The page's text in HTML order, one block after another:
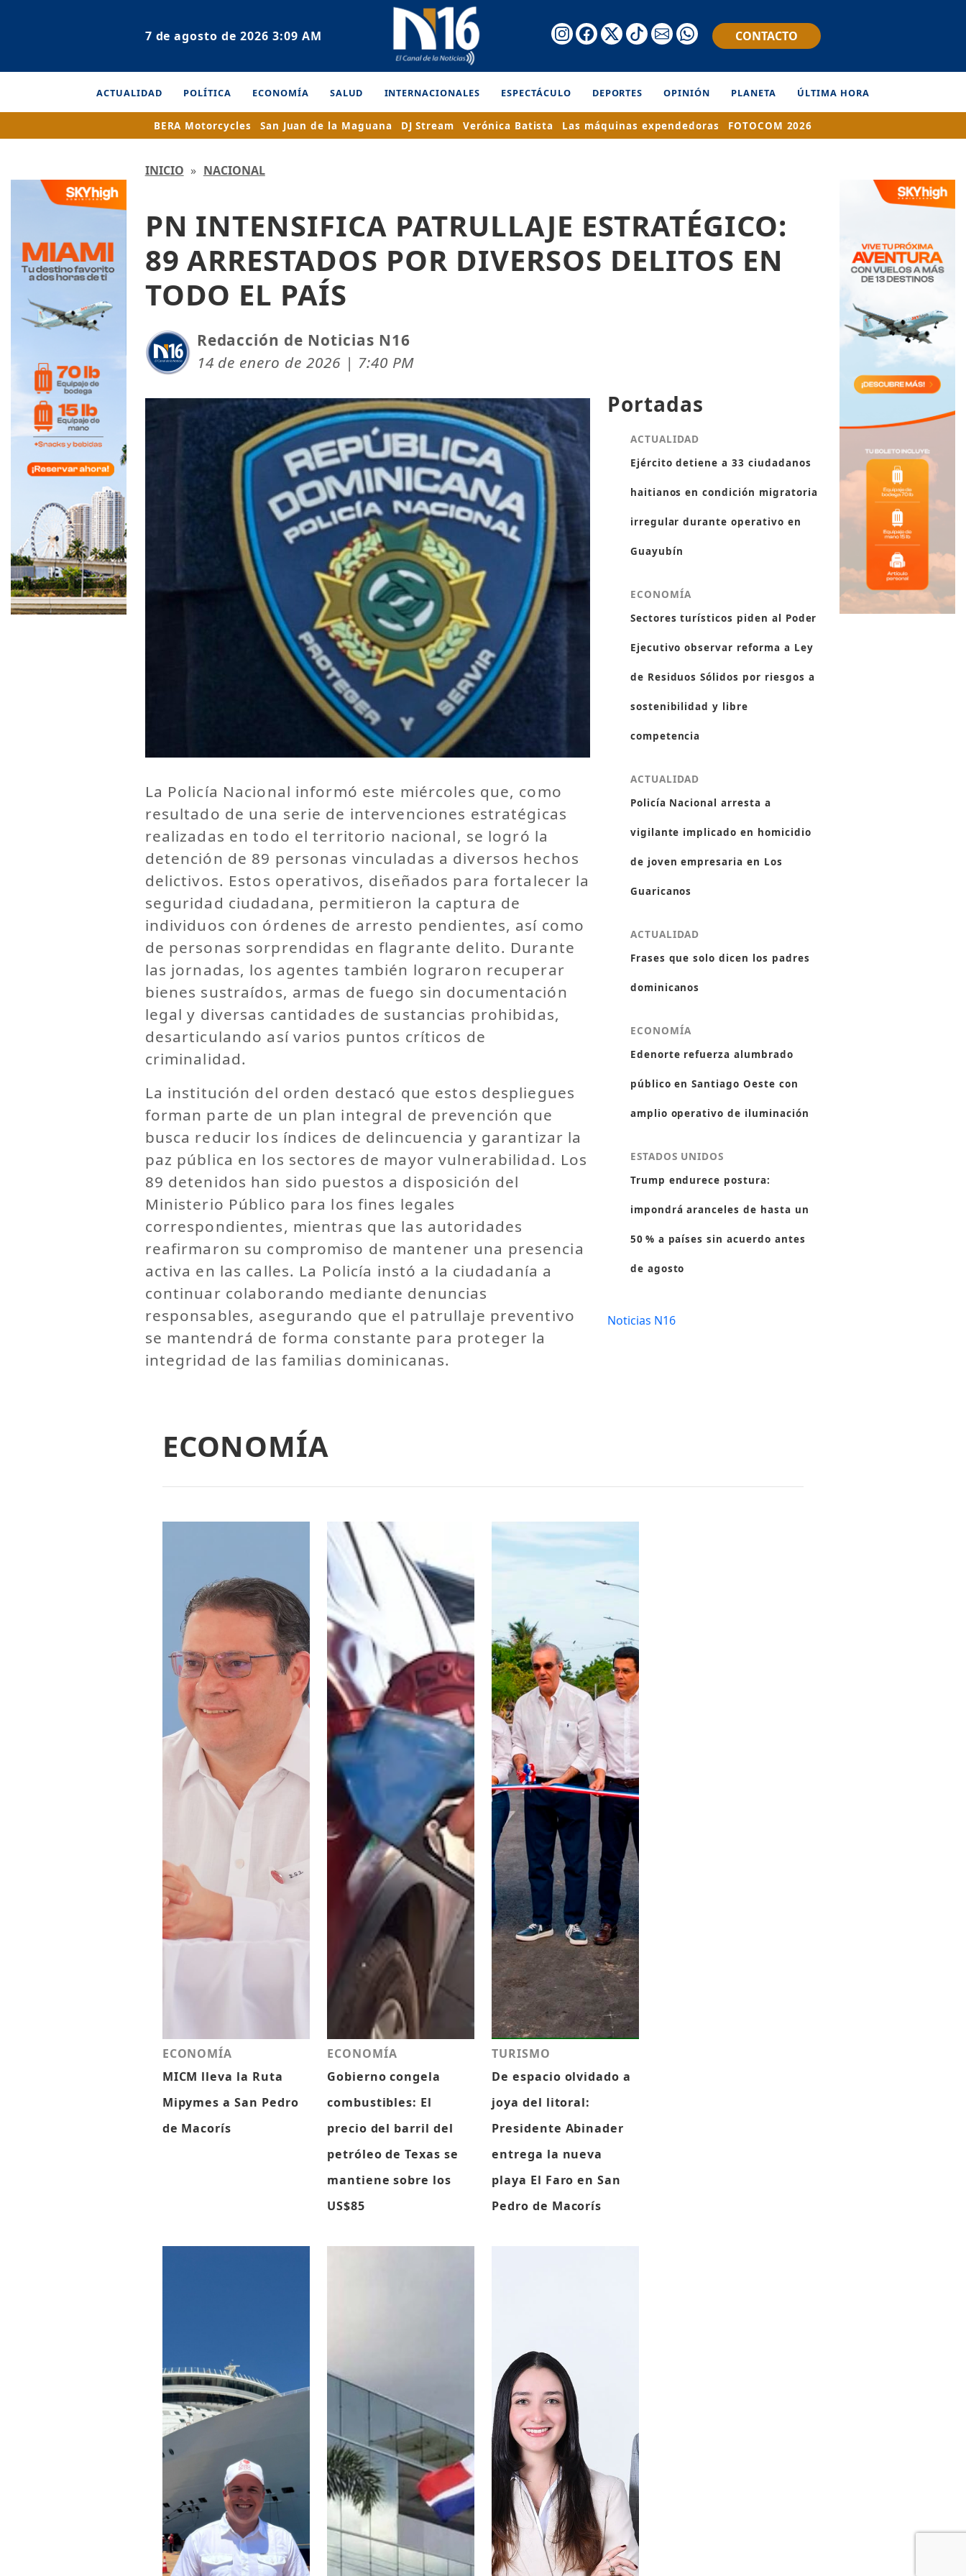
7 de agosto de 2026 3:09 AM CONTACTO
ACTUALIDAD POLÍTICA ECONOMÍA SALUD INTERNACIONALES ESPECTÁCULO DEPORTES OPINIÓN PLANETA ÚLTIMA HORA
BERA Motorcycles San Juan de la Maguana DJ Stream Verónica Batista Las máquinas expendedoras FOTOCOM 2026
INICIO » NACIONAL
PN INTENSIFICA PATRULLAJE ESTRATÉGICO:
89 ARRESTADOS POR DIVERSOS DELITOS EN
TODO EL PAÍS
Redacción de Noticias N16
14 de enero de 2026 | 7:40 PM
La Policía Nacional informó este miércoles que, como
resultado de una serie de intervenciones estratégicas
realizadas en todo el territorio nacional, se logró la
detención de 89 personas vinculadas a diversos hechos
delictivos. Estos operativos, diseñados para fortalecer la
seguridad ciudadana, permitieron la captura de
individuos con órdenes de arresto pendientes, así como
de personas sorprendidas en flagrante delito. Durante
las jornadas, los agentes también lograron recuperar
bienes sustraídos, armas de fuego sin documentación
legal y diversas cantidades de sustancias prohibidas,
desarticulando así varios puntos críticos de
criminalidad.
La institución del orden destacó que estos despliegues
forman parte de un plan integral de prevención que
busca reducir los índices de delincuencia y garantizar la
paz pública en los sectores de mayor vulnerabilidad. Los
89 detenidos han sido puestos a disposición del
Ministerio Público para los fines legales
correspondientes, mientras que las autoridades
reafirmaron su compromiso de mantener una presencia
activa en las calles. La Policía instó a la ciudadanía a
continuar colaborando mediante denuncias
responsables, asegurando que el patrullaje preventivo
se mantendrá de forma constante para proteger la
integridad de las familias dominicanas.
Portadas
ACTUALIDAD
Ejército detiene a 33 ciudadanos
haitianos en condición migratoria
irregular durante operativo en
Guayubín
ECONOMÍA
Sectores turísticos piden al Poder
Ejecutivo observar reforma a Ley
de Residuos Sólidos por riesgos a
sostenibilidad y libre
competencia
ACTUALIDAD
Policía Nacional arresta a
vigilante implicado en homicidio
de joven empresaria en Los
Guaricanos
ACTUALIDAD
Frases que solo dicen los padres
dominicanos
ECONOMÍA
Edenorte refuerza alumbrado
público en Santiago Oeste con
amplio operativo de iluminación
ESTADOS UNIDOS
Trump endurece postura:
impondrá aranceles de hasta un
50 % a países sin acuerdo antes
de agosto
Noticias N16
ECONOMÍA
ECONOMÍA
MICM lleva la Ruta
Mipymes a San Pedro
de Macorís
ECONOMÍA
Gobierno congela
combustibles: El
precio del barril del
petróleo de Texas se
mantiene sobre los
US$85
TURISMO
De espacio olvidado a
joya del litoral:
Presidente Abinader
entrega la nueva
playa El Faro en San
Pedro de Macorís